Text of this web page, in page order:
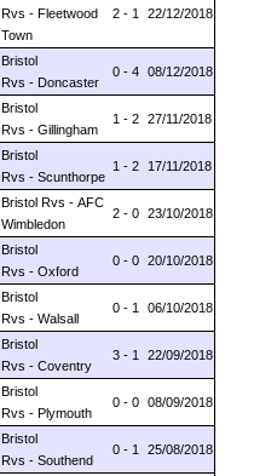
Rvs - Fleetwood
Town
2 - 1 22/12/2018
Bristol
Rvs - Doncaster
0 - 4 08/12/2018
Bristol
Rvs - Gillingham
1 - 2 27/11/2018
Bristol
Rvs - Scunthorpe
1 - 2 17/11/2018
Bristol Rvs - AFC
Wimbledon
2 - 0 23/10/2018
Bristol
Rvs - Oxford
0 - 0 20/10/2018
Bristol
Rvs - Walsall
0 - 1 06/10/2018
Bristol
Rvs - Coventry
3 - 1 22/09/2018
Bristol
Rvs - Plymouth
0 - 0 08/09/2018
Bristol
Rvs - Southend
0 - 1 25/08/2018